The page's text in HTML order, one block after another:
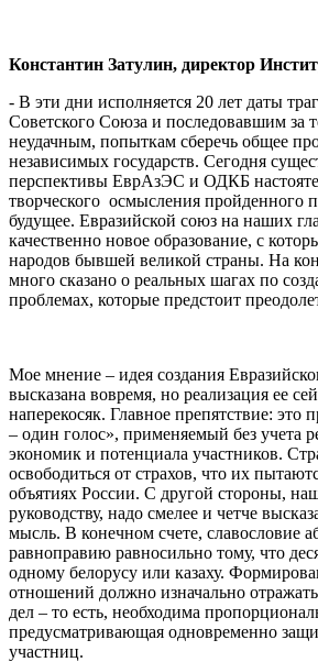
Константин Затулин, директор
- В эти дни исполняется 20 лет даты
Советского Союза и последовавшим за
неудачным, попыткам сберечь общее
независимых государств. Сегодня
перспективы ЕврАзЭС и ОДКБ
творческого осмысления пройденного
будущее. Евразийской союз на наших
качественно новое образование, с
народов бывшей великой страны. На
много сказано о реальных шагах по
проблемах, которые предстоит
Мое мнение – идея создания
высказана вовремя, но реализация ее
наперекосяк. Главное препятствие: это
– один голос», применяемый без учета
экономик и потенциала участников.
освободиться от страхов, что их
объятиях России. С другой стороны,
руководству, надо смелее и четче
мысль. В конечном счете, славословие
равноправию равносильно тому, что
одному белорусу или казаху.
отношений должно изначально
дел – то есть, необходима
предусматривающая одновременно
участниц.